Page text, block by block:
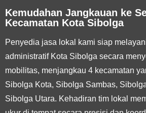
Kemudahan Jangkauan ke
Kecamatan Kota Sibolga
Penyedia jasa lokal kami siap
administratif Kota Sibolga secara
mobilitas, menjangkau 4 kecamatan
Sibolga Kota, Sibolga Sambas,
Sibolga Utara. Kehadiran tim lokal